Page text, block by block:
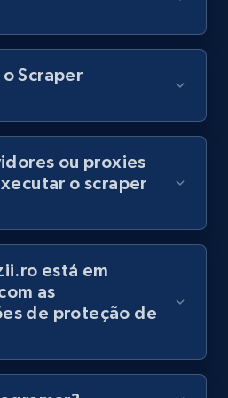
- Discovery records
and more.
- Discovery videos
and more.
Scraper
ou proxies
o scraper
está em
as
de proteção de